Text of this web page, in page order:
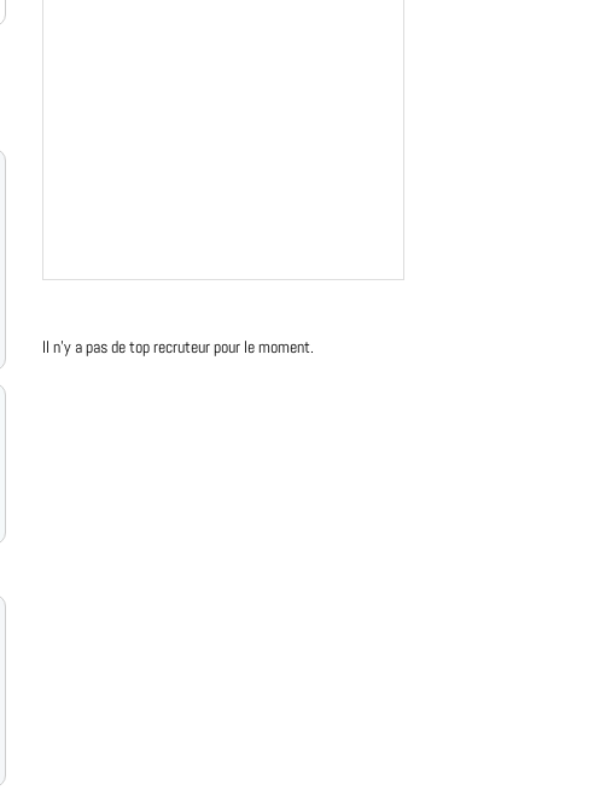
Il n'y a pas de top recruteur pour le moment.